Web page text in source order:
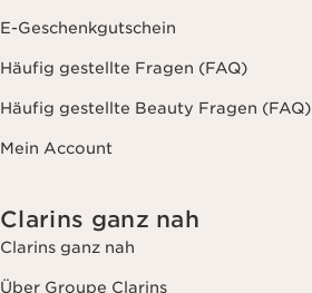
E-Geschenkgutschein
Häufig gestellte Fragen (FAQ)
Häufig gestellte Beauty Fragen (FAQ)
Mein Account
Clarins ganz nah
Clarins ganz nah
Über Groupe Clarins